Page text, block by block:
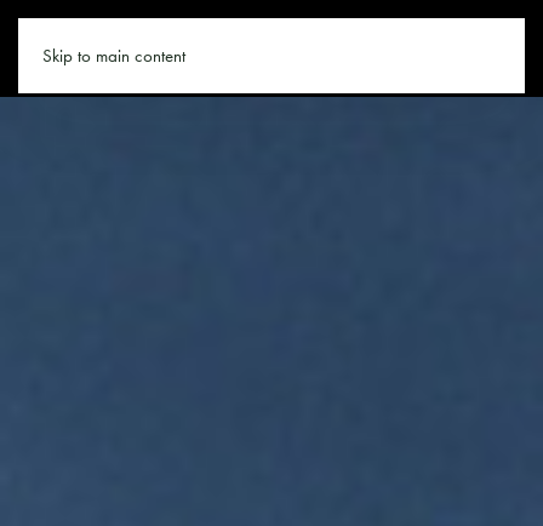
Skip to main content
HUNDE-URLAUB.COM